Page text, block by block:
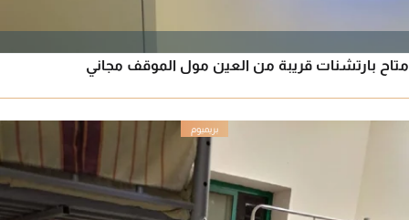
متاح بارتشنات قريبة من العين مول الموقف مجاني